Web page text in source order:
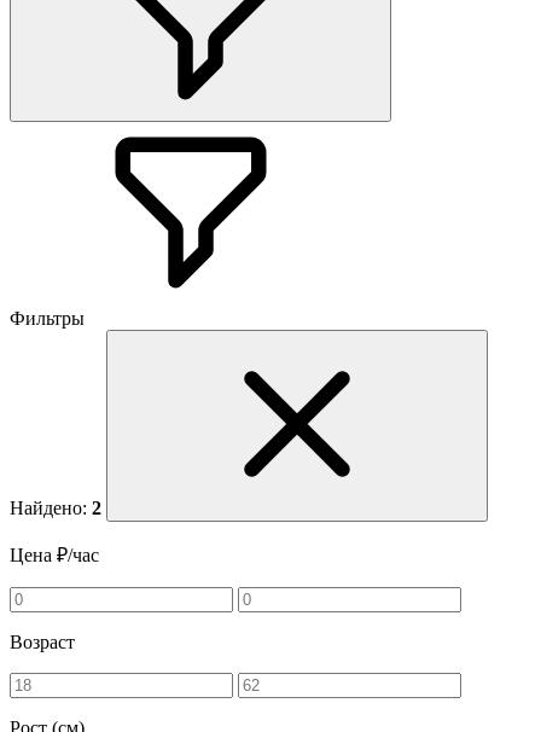
Фильтры
Найдено: 2
Цена ₽/час
Возраст
Рост (см)